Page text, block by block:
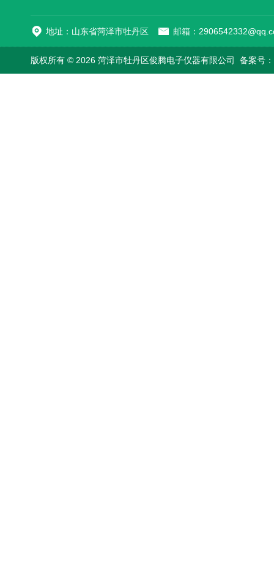
地址：山东省菏泽市牡丹区 邮箱：
版权所有 © 2026 菏泽市牡丹区俊腾电子仪器有限公司 备案号